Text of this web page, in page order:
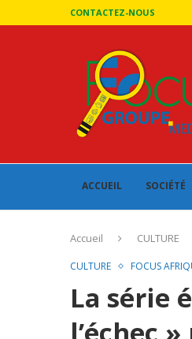
CONTACTEZ-NOUS
ACCUEIL SOCIÉTÉ
Accueil CULTURE
CULTURE FOCUS
La série